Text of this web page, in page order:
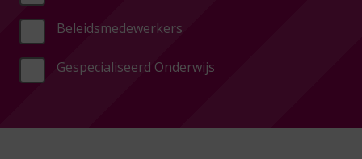
Beleidsmedewerkers
Gespecialiseerd Onderwijs